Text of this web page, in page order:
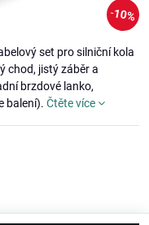
10%
set pro silniční kola
chod, jistý záběr a
brzdové lanko,
balení). Čtěte více